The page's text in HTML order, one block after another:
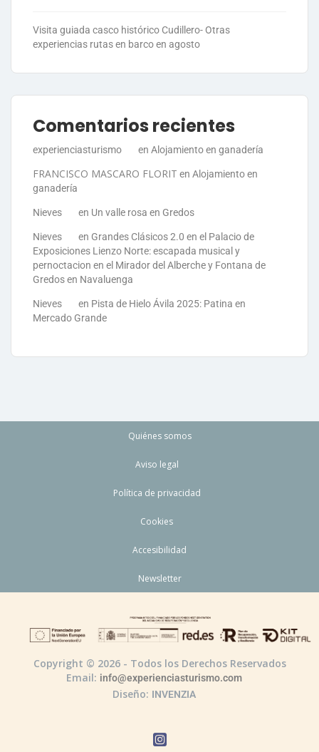
Visita guiada casco histórico Cudillero- Otras
experiencias rutas en barco en agosto
Comentarios recientes
experienciasturismo en Alojamiento en ganadería
FRANCISCO MASCARO FLORIT en Alojamiento en
ganadería
Nieves en Un valle rosa en Gredos
Nieves en Grandes Clásicos 2.0 en el Palacio de
Exposiciones Lienzo Norte: escapada musical y
pernoctacion en el Mirador del Alberche y Fontana de
Gredos en Navaluenga
Nieves en Pista de Hielo Ávila 2025: Patina en
Mercado Grande
Quiénes somos
Aviso legal
Política de privacidad
Cookies
Accesibilidad
Newsletter
Copyright © 2026 - Todos los Derechos Reservados
Email: info@experienciasturismo.com
Diseño: INVENZIA